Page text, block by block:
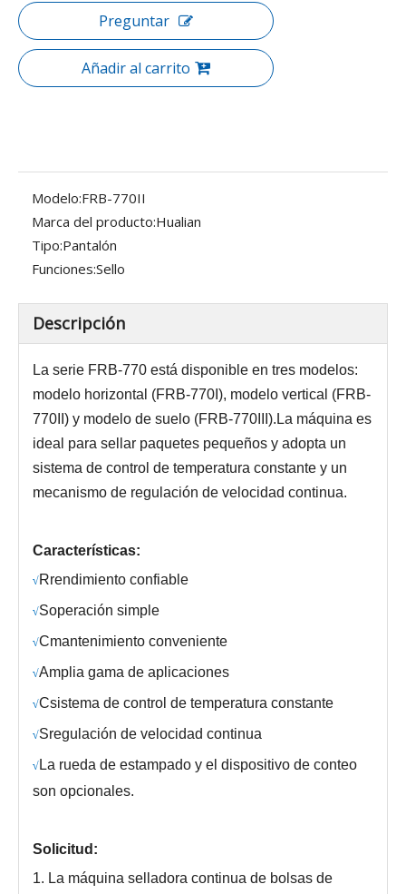
Preguntar
Añadir al carrito
Modelo:FRB-770II
Marca del producto:Hualian
Tipo:Pantalón
Funciones:Sello
Descripción
La serie FRB-770 está disponible en tres modelos:
modelo horizontal (FRB-770I), modelo vertical (FRB-
770II) y modelo de suelo (FRB-770III).La máquina es
ideal para sellar paquetes pequeños y adopta un
sistema de control de temperatura constante y un
mecanismo de regulación de velocidad continua.
Características:
√Rrendimiento confiable
√Soperación simple
√Cmantenimiento conveniente
√Amplia gama de aplicaciones
√Csistema de control de temperatura constante
√Sregulación de velocidad continua
√ La rueda de estampado y el dispositivo de conteo
son opcionales.
Solicitud:
1. La máquina selladora continua de bolsas de